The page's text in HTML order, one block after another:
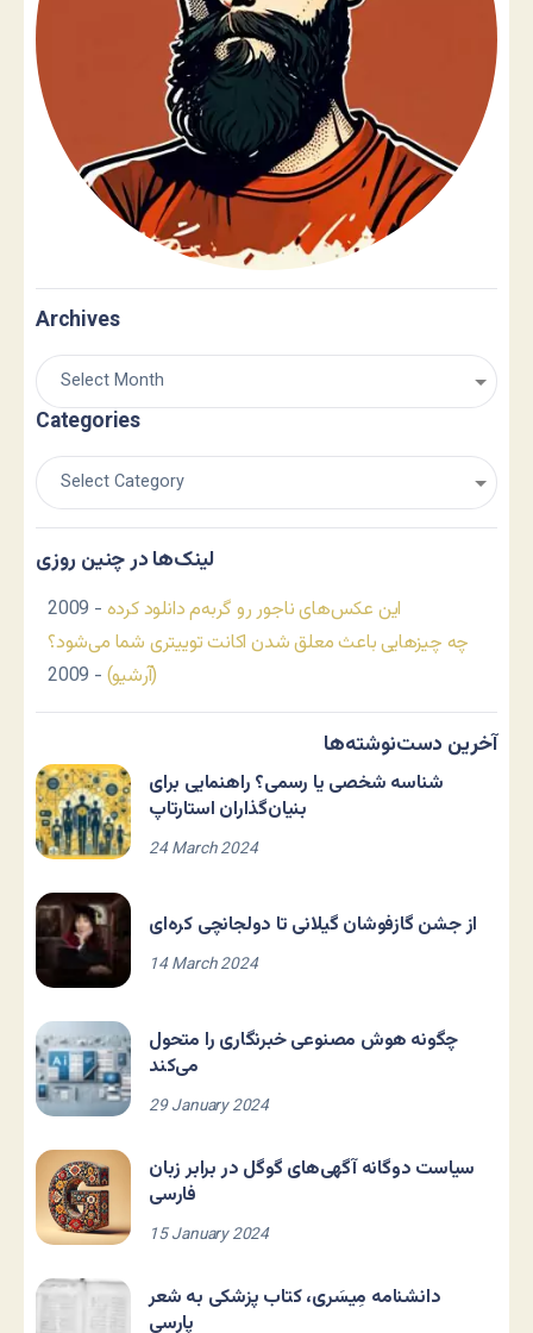
Archives
Categories
لینک‌ها در چنین روزی
این عکس‌های ناجور رو گربه‌م دانلود کرده - 2009
چه چیزهایی باعث معلق شدن اکانت توییتری شما می‌شود؟
(آرشیو) - 2009
آخرین دست‌نوشته‌ها
شناسه شخصی یا رسمی؟ راهنمایی برای
بنیان‌گذاران استارتاپ
24 March 2024
از جشن گازفوشان گیلانی تا دولجانچی کره‌ای
14 March 2024
چگونه هوش مصنوعی خبرنگاری را متحول
می‌کند
29 January 2024
سیاست دوگانه آگهی‌های گوگل در برابر زبان
فارسی
15 January 2024
دانشنامه مِیسَری، کتاب پزشکی به شعر
پارسی